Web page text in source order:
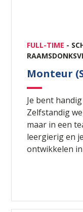
FULL-TIME -
Monteur
Je bent
Zelfstandig
maar in een
leergierig en
ontwikkelen